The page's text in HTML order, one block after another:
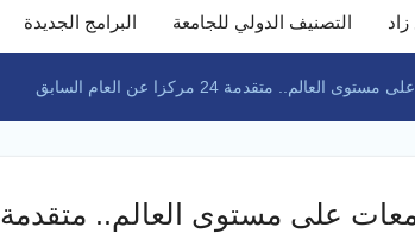
التصنيف الدولي للجامعة البرامج الجديدة
أفضل 8٪ من الجامعات على مستوى العالم.. متقدمة